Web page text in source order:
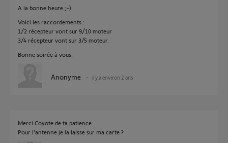
A la bonne heure ;-)
Voici les raccordements :
1/2 récepteur vont sur 9/10 moteur
3/4 récepteur vont sur 3/5 moteur.
Bonne soirée à vous.
Anonyme il y a environ 2 ans
Merci Coyote de ta patience.
Pour l'antenne je la laisse sur ma carte ?